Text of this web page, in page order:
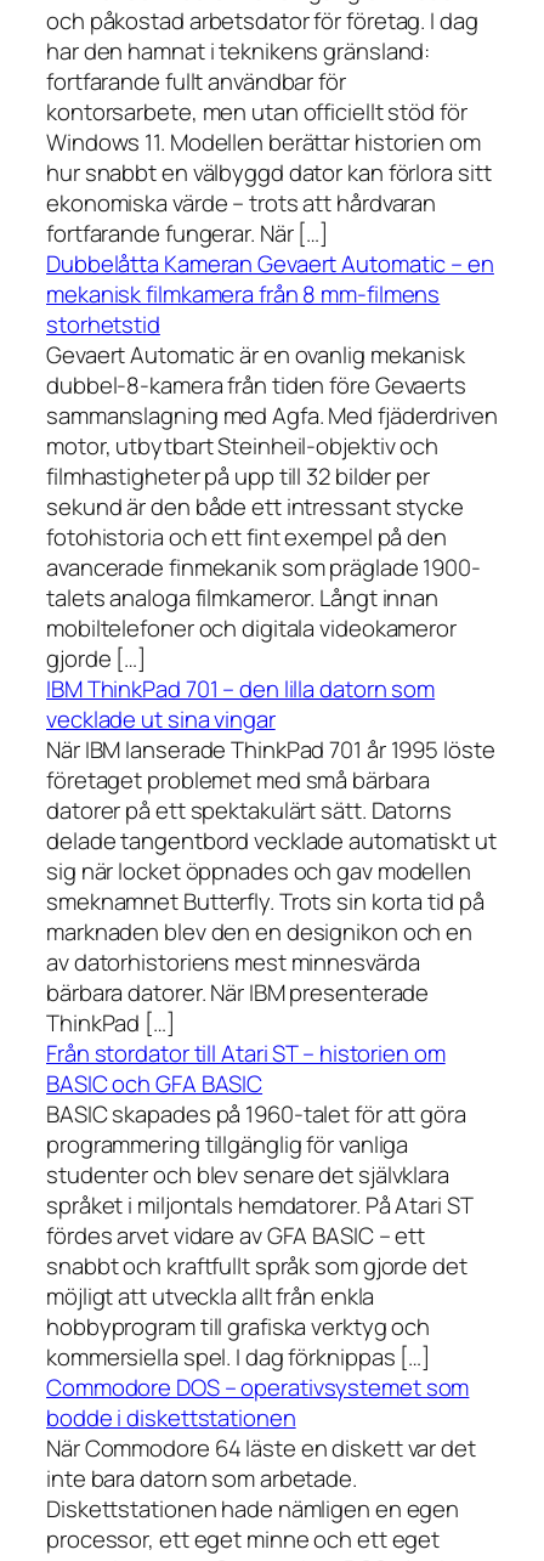
och påkostad arbetsdator för företag. I dag
har den hamnat i teknikens gränsland:
fortfarande fullt användbar för
kontorsarbete, men utan officiellt stöd för
Windows 11. Modellen berättar historien om
hur snabbt en välbyggd dator kan förlora sitt
ekonomiska värde – trots att hårdvaran
fortfarande fungerar. När […]
Dubbelåtta Kameran Gevaert Automatic – en
mekanisk filmkamera från 8 mm-filmens
storhetstid
Gevaert Automatic är en ovanlig mekanisk
dubbel-8-kamera från tiden före Gevaerts
sammanslagning med Agfa. Med fjäderdriven
motor, utbytbart Steinheil-objektiv och
filmhastigheter på upp till 32 bilder per
sekund är den både ett intressant stycke
fotohistoria och ett fint exempel på den
avancerade finmekanik som präglade 1900-
talets analoga filmkameror. Långt innan
mobiltelefoner och digitala videokameror
gjorde […]
IBM ThinkPad 701 – den lilla datorn som
vecklade ut sina vingar
När IBM lanserade ThinkPad 701 år 1995 löste
företaget problemet med små bärbara
datorer på ett spektakulärt sätt. Datorns
delade tangentbord vecklade automatiskt ut
sig när locket öppnades och gav modellen
smeknamnet Butterfly. Trots sin korta tid på
marknaden blev den en designikon och en
av datorhistoriens mest minnesvärda
bärbara datorer. När IBM presenterade
ThinkPad […]
Från stordator till Atari ST – historien om
BASIC och GFA BASIC
BASIC skapades på 1960-talet för att göra
programmering tillgänglig för vanliga
studenter och blev senare det självklara
språket i miljontals hemdatorer. På Atari ST
fördes arvet vidare av GFA BASIC – ett
snabbt och kraftfullt språk som gjorde det
möjligt att utveckla allt från enkla
hobbyprogram till grafiska verktyg och
kommersiella spel. I dag förknippas […]
Commodore DOS – operativsystemet som
bodde i diskettstationen
När Commodore 64 läste en diskett var det
inte bara datorn som arbetade.
Diskettstationen hade nämligen en egen
processor, ett eget minne och ett eget